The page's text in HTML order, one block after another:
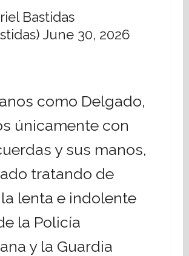
Bastidas
June 30, 2026
como Delgado,
únicamente con
y sus manos,
tratando de
lenta e indolente
la Policía
y la Guardia